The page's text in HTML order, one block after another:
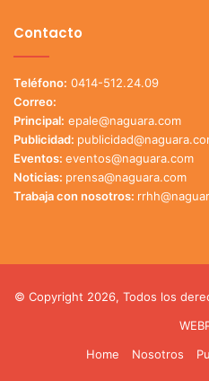
Contacto
Teléfono: 0414-512.24.09
Correo:
Principal: epale@naguara.com
Publicidad:
Eventos: eventos@naguara.com
Noticias: prensa@naguara.com
Trabaja con nosotros:
© Copyright 2026, Todos los
Home
Nosotros